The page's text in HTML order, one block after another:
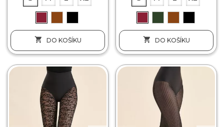
 DO KOŠÍKU  DO KOŠÍKU